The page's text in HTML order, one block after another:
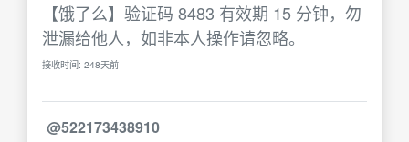
【饿了么】验证码 8483 有效期 15 分钟，勿
泄漏给他人，如非本人操作请忽略。
接收时间: 248天前
@522173438910